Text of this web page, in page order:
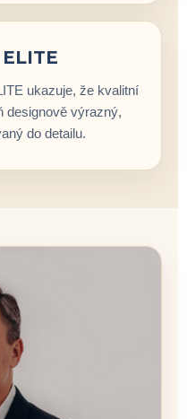
ukazuje, že kvalitní
designově výrazný,
do detailu.